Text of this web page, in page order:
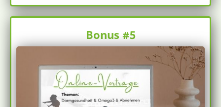
Bonus #5